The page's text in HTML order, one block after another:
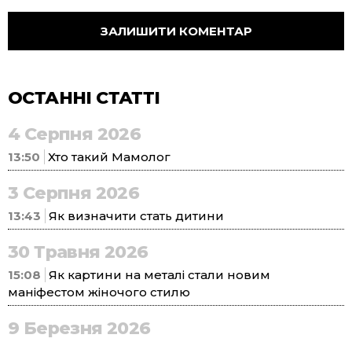
ОСТАННІ СТАТТІ
4 Серпня 2026
13:50 Хто такий Мамолог
3 Серпня 2026
13:43 Як визначити стать дитини
30 Травня 2026
15:08 Як картини на металі стали новим
маніфестом жіночого стилю
9 Березня 2026